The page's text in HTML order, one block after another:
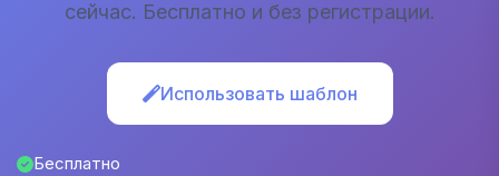
сейчас. Бесплатно и без регистрации.
Использовать шаблон
Бесплатно